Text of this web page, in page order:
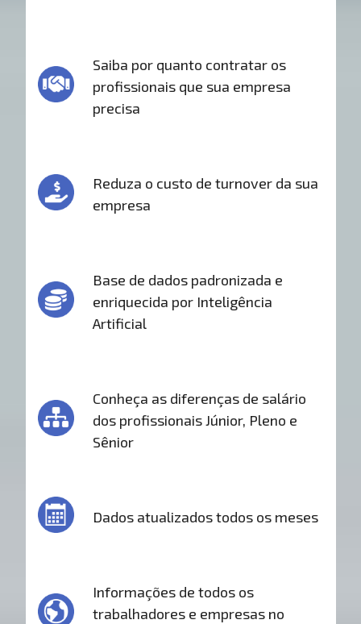
Saiba por quanto contratar os
profissionais que sua empresa
precisa
Reduza o custo de turnover da sua
empresa
Base de dados padronizada e
enriquecida por Inteligência
Artificial
Conheça as diferenças de salário
dos profissionais Júnior, Pleno e
Sênior
Dados atualizados todos os meses
Informações de todos os
trabalhadores e empresas no